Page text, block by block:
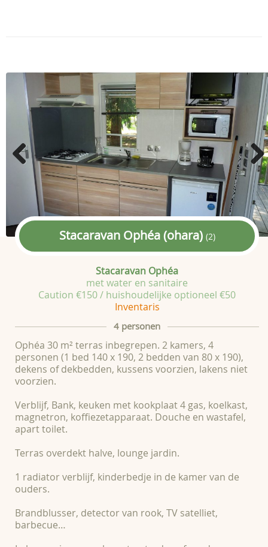
Previous Next
Stacaravan Ophéa (ohara) (2)
Stacaravan Ophéa
met water en sanitaire
Caution €150 / huishoudelijke optioneel €50
Inventaris
4 personen
Ophéa 30 m² terras inbegrepen. 2 kamers, 4
personen (1 bed 140 x 190, 2 bedden van 80 x 190),
dekens of dekbedden, kussens voorzien, lakens niet
voorzien.
Verblijf, Bank, keuken met kookplaat 4 gas, koelkast,
magnetron, koffiezetapparaat. Douche en wastafel,
apart toilet.
Terras overdekt halve, lounge jardin.
1 radiator verblijf, kinderbedje in de kamer van de
ouders.
Brandblusser, detector van rook, TV satelliet,
barbecue…